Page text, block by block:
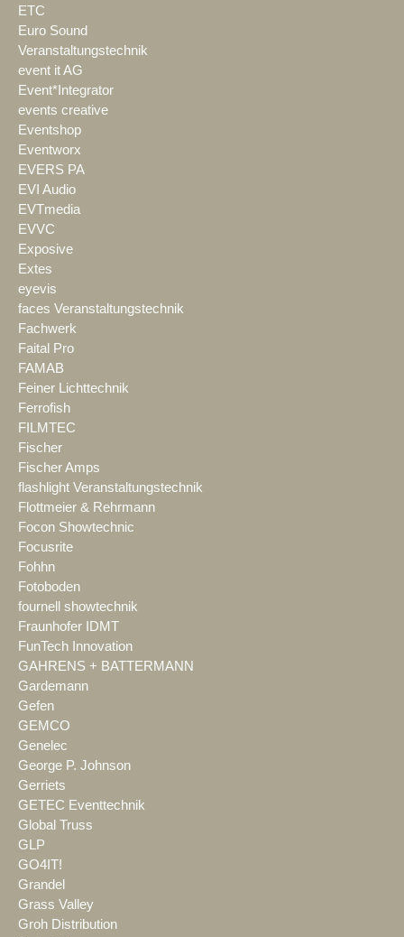
ETC
Euro Sound
Veranstaltungstechnik
event it AG
Event*Integrator
events creative
Eventshop
Eventworx
EVERS PA
EVI Audio
EVTmedia
EVVC
Exposive
Extes
eyevis
faces Veranstaltungstechnik
Fachwerk
Faital Pro
FAMAB
Feiner Lichttechnik
Ferrofish
FILMTEC
Fischer
Fischer Amps
flashlight Veranstaltungstechnik
Flottmeier & Rehrmann
Focon Showtechnic
Focusrite
Fohhn
Fotoboden
fournell showtechnik
Fraunhofer IDMT
FunTech Innovation
GAHRENS + BATTERMANN
Gardemann
Gefen
GEMCO
Genelec
George P. Johnson
Gerriets
GETEC Eventtechnik
Global Truss
GLP
GO4IT!
Grandel
Grass Valley
Groh Distribution